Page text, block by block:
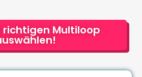
Multiloop